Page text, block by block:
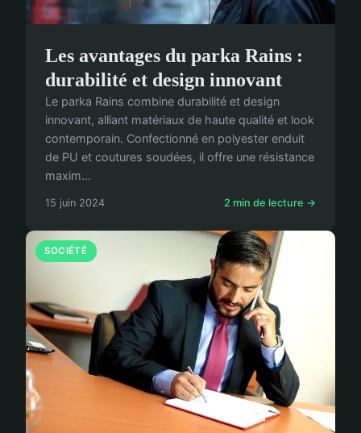
Les avantages du parka Rains :
durabilité et design innovant
Le parka Rains combine durabilité et design
innovant, alliant matériaux de haute qualité et look
contemporain. Confectionné en polyester enduit
de PU et coutures soudées, il offre une résistance
maxim...
15 juin 2024 2 min de lecture →
SOCIÉTÉ